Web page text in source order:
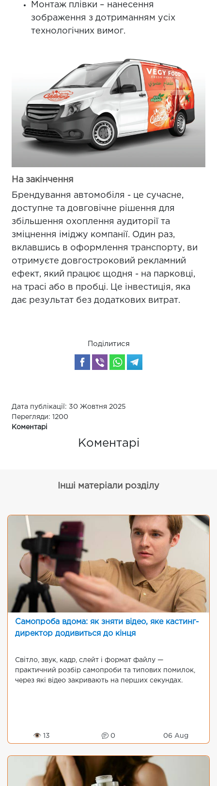
Монтаж плівки – нанесення
зображення з дотриманням усіх
технологічних вимог.
На закінчення
Брендування автомобіля - це сучасне,
доступне та довговічне рішення для
збільшення охоплення аудиторії та
зміцнення іміджу компанії. Один раз,
вклавшись в оформлення транспорту, ви
отримуєте довгостроковий рекламний
ефект, який працює щодня - на парковці,
на трасі або в пробці. Це інвестиція, яка
дає результат без додаткових витрат.
Поділитися
Дата публікації: 30 Жовтня 2025
Перегляди: 1200
Коментарі
Коментарі
Інші матеріали розділу
Самопроба вдома: як зняти відео, яке кастинг-
директор додивиться до кінця
Світло, звук, кадр, слейт і формат файлу —
практичний розбір самопроби та типових помилок,
через які відео закривають на перших секундах.
👁 13 0 06 Aug